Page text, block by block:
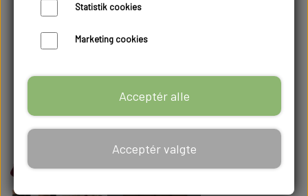
Statistik cookies
Marketing cookies
Acceptér alle
Acceptér valgte